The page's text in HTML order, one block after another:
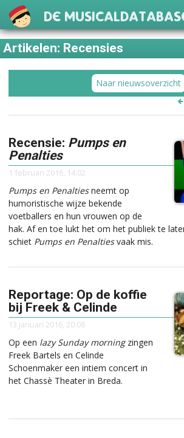
De
Artikelen: Recensies
Naar nieuwsoverzicht
Recensie: Pumps en
Penalties
1 februari 2016, 14:02
Pumps en Penaltiesneemt op
humoristische wijze bekende
voetballers en hun vrouwen op de
hak. Af en toe lukt het om het publiek te
schiet Pumps en Penaltiesvaak mis.
Reportage: Op de koffie
bij Freek & Celinde
13 januari 2016, 20:08
Op een lazy Sunday morning zingen
Freek Bartels en Celinde
Schoenmaker een intiem concert in
het Chassè Theater in Breda.